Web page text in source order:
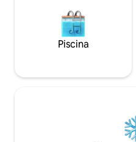
Piscina